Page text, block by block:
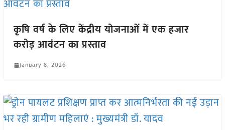
कृषि वर्ष के लिए केंद्रीय योजनाओं में एक हजार
करोड़ आवंटन का प्रस्ताव
January 8, 2026